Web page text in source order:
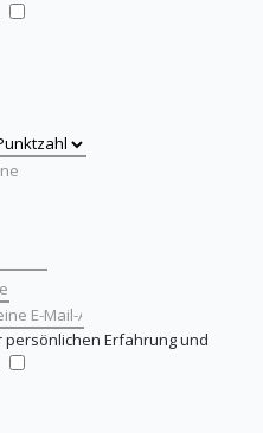
Erfahrung und